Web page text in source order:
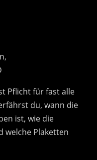
Pflicht für fast alle
du, wann die
ist, wie die
welche Plaketten